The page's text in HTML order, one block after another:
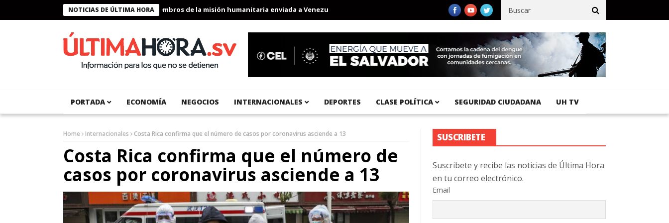
NOTICIAS DE ÚLTIMA HORA
Presidente Bukele condecora a miembros de la misión humanitaria enviada a Venezuela Aeropuerto Internacional del Pacífico registra 92 % de avance en obras de terracería
PORTADA ECONOMÍA NEGOCIOS INTERNACIONALES DEPORTES CLASE POLÍTICA SEGURIDAD CIUDADANA UH TV
Home Internacionales Costa Rica confirma que el número de casos por coronavirus asciende a 13
Costa Rica confirma que el número de
casos por coronavirus asciende a 13
SUSCRIBETE
Suscribete y recibe las noticias de Última Hora
en tu correo electrónico.
Email